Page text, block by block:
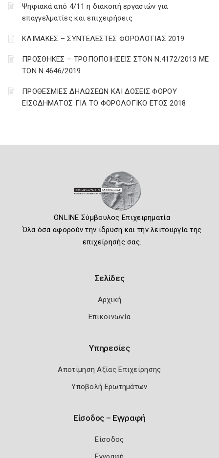
Ψηφιακά από 4/11 η διακοπή εργασιών για
επαγγελματίες και επιχειρήσεις
ΚΛΙΜΑΚΕΣ – ΣΥΝΤΕΛΕΣΤΕΣ ΦΟΡΟΛΟΓΙΑΣ 2019
ΠΡΟΣΘΗΚΕΣ – ΤΡΟΠΟΠΟΙΗΣΕΙΣ ΣΤΟΝ Ν.4172/2013 ΜΕ
ΤΟΝ Ν.4646/2019
ΠΡΟΘΕΣΜΙΕΣ ΔΗΛΩΣΕΩΝ ΚΑΙ ΔΟΣΕΙΣ ΦΟΡΟΥ
ΕΙΣΟΔΗΜΑΤΟΣ ΓΙΑ ΤΟ ΦΟΡΟΛΟΓΙΚΟ ΕΤΟΣ 2018
ONLINE Σύμβουλος Επιχειρηματία
Όλα όσα αφορούν την ίδρυση και την λειτουργία της
επιχείρησής σας.
Σελίδες
Αρχική
Επικοινωνία
Υπηρεσίες
Αποτίμηση Αξίας Επιχείρησης
Υποβολή Ερωτημάτων
Είσοδος – Εγγραφή
Είσοδος